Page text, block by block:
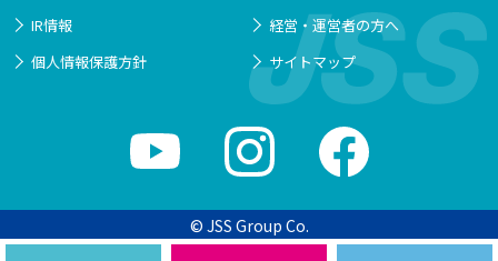
IR情報
経営・運営者の方へ
個人情報保護方針
サイトマップ
© JSS Group Co.